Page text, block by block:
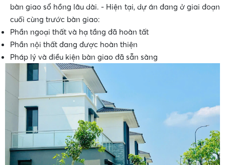
•
•
•
bàn giao sổ hồng lâu dài. - Hiện tại, dự án đang ở giai đoạn
cuối cùng trước bàn giao:
Phần ngoại thất và hạ tầng đã hoàn tất
Phần nội thất đang được hoàn thiện
Pháp lý và điều kiện bàn giao đã sẵn sàng